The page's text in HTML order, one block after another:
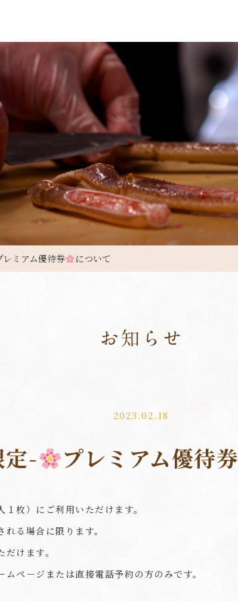
レミアム優待券 について
2023.02.18
- プレミアム優待券
枚）にご利用いただけます。
る場合に限ります。
けます。
ムペ－ジまたは直接電話予約の方のみです。